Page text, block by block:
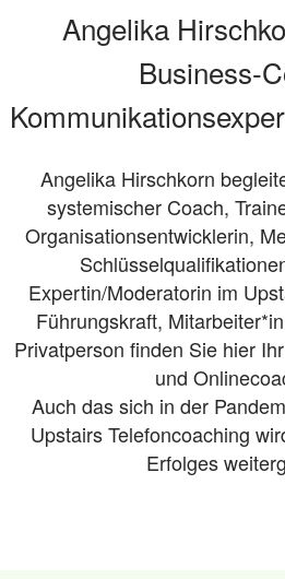
Angelika
Business-
Angelika Hirschkorn
systemischer Coach,
Organisationsentwicklerin,
Expertin/Moderatorin im
Führungskraft,
Privatperson finden Sie hier
und
Auch das sich in der
Upstairs Telefoncoaching
Erfolges